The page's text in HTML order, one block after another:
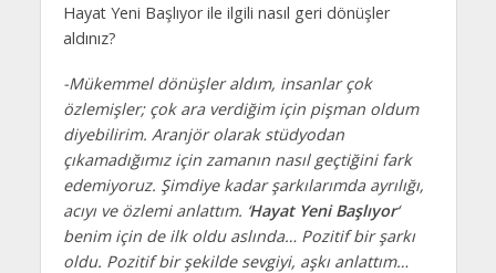
Hayat Yeni Başlıyor ile ilgili nasıl geri dönüşler
aldınız?
-Mükemmel dönüşler aldım, insanlar çok
özlemişler; çok ara verdiğim için pişman oldum
diyebilirim. Aranjör olarak stüdyodan
çıkamadığımız için zamanın nasıl geçtiğini fark
edemiyoruz. Şimdiye kadar şarkılarımda ayrılığı,
acıyı ve özlemi anlattım. ‘ Hayat Yeni Başlıyor‘
benim için de ilk oldu aslında… Pozitif bir şarkı
oldu. Pozitif bir şekilde sevgiyi, aşkı anlattım…